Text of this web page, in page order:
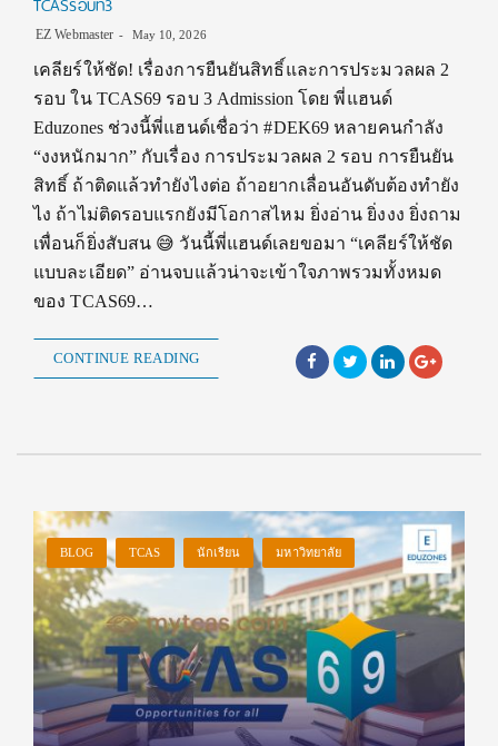
EZ Webmaster May 10, 2026
เคลียร์ให้ชัด! เรื่องการยืนยันสิทธิ์และการประมวลผล 2
รอบ ใน TCAS69 รอบ 3 Admission โดย พี่แฮนด์
Eduzones ช่วงนี้พี่แฮนด์เชื่อว่า #DEK69 หลายคนกำลัง
“งงหนักมาก” กับเรื่อง การประมวลผล 2 รอบ การยืนยัน
สิทธิ์ ถ้าติดแล้วทำยังไงต่อ ถ้าอยากเลื่อนอันดับต้องทำยัง
ไง ถ้าไม่ติดรอบแรกยังมีโอกาสไหม ยิ่งอ่าน ยิ่งงง ยิ่งถาม
เพื่อนก็ยิ่งสับสน 😅 วันนี้พี่แฮนด์เลยขอมา “เคลียร์ให้ชัด
แบบละเอียด” อ่านจบแล้วน่าจะเข้าใจภาพรวมทั้งหมด
ของ TCAS69…
CONTINUE READING
BLOG TCAS นักเรียน มหาวิทยาลัย